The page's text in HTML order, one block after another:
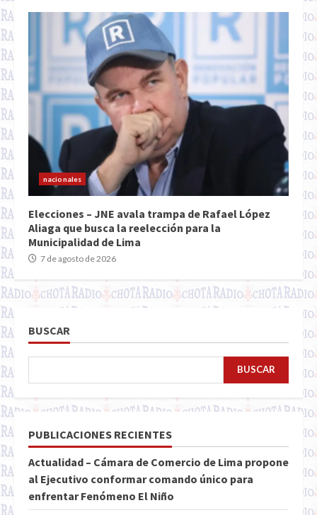
nacionales
Elecciones – JNE avala trampa de Rafael López
Aliaga que busca la reelección para la
Municipalidad de Lima
7 de agosto de 2026
BUSCAR
BUSCAR
PUBLICACIONES RECIENTES
Actualidad – Cámara de Comercio de Lima propone
al Ejecutivo conformar comando único para
enfrentar Fenómeno El Niño